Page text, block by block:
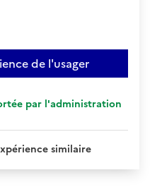
de l'usager
par l'administration
similaire